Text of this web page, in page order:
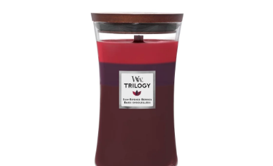
hvězdiček.